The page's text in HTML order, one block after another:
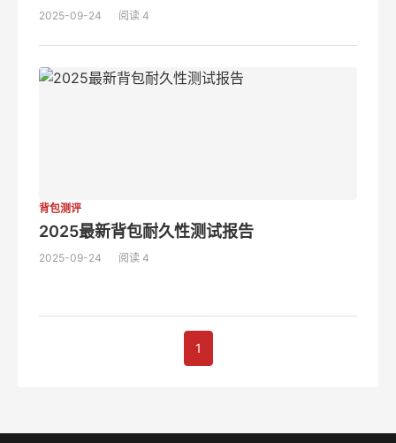
2025-09-24 阅读 4
背包测评
2025最新背包耐久性测试报告
2025-09-24 阅读 4
1